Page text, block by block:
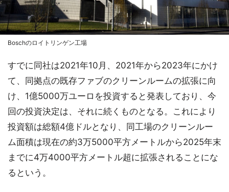
Boschのロイトリンゲン工場
すでに同社は2021年10月、2021年から2023年にかけ
て、同拠点の既存ファブのクリーンルームの拡張に向
け、1億5000万ユーロを投資すると発表しており、今
回の投資決定は、それに続くものとなる。これにより
投資額は総額4億ドルとなり、同工場のクリーンルー
ム面積は現在の約3万5000平方メートルから2025年末
までに4万4000平方メートル超に拡張されることにな
るという。